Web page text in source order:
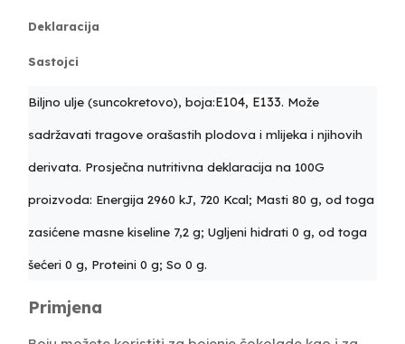
Deklaracija
Sastojci
Biljno ulje (suncokretovo), boja:E104, E133. Može
sadržavati tragove orašastih plodova i mlijeka i njihovih
derivata. Prosječna nutritivna deklaracija na 100G
proizvoda: Energija 2960 kJ, 720 Kcal; Masti 80 g, od toga
zasićene masne kiseline 7,2 g; Ugljeni hidrati 0 g, od toga
šećeri 0 g, Proteini 0 g; So 0 g.
Primjena